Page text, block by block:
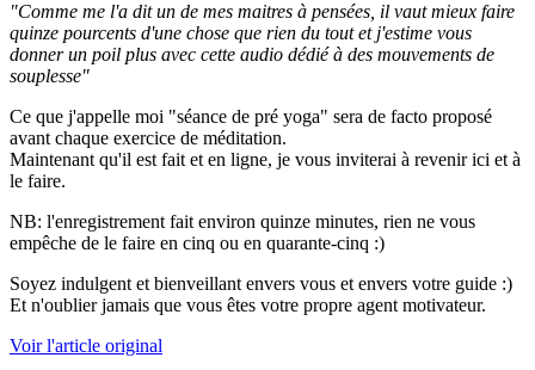
"Comme me l'a dit un de mes maitres à pensées, il vaut mieux faire
quinze pourcents d'une chose que rien du tout et j'estime vous
donner un poil plus avec cette audio dédié à des mouvements de
souplesse"
Ce que j'appelle moi "séance de pré yoga" sera de facto proposé
avant chaque exercice de méditation.
Maintenant qu'il est fait et en ligne, je vous inviterai à revenir ici et à
le faire.
NB: l'enregistrement fait environ quinze minutes, rien ne vous
empêche de le faire en cinq ou en quarante-cinq :)
Soyez indulgent et bienveillant envers vous et envers votre guide :)
Et n'oublier jamais que vous êtes votre propre agent motivateur.
Voir l'article original